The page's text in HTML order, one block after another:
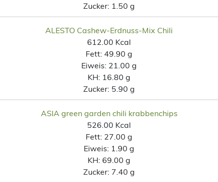
Zucker: 1.50 g
ALESTO Cashew-Erdnuss-Mix Chili
612.00 Kcal
Fett: 49.90 g
Eiweis: 21.00 g
KH: 16.80 g
Zucker: 5.90 g
ASIA green garden chili krabbenchips
526.00 Kcal
Fett: 27.00 g
Eiweis: 1.90 g
KH: 69.00 g
Zucker: 7.40 g